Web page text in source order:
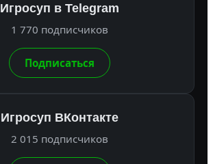
Игросуп в Telegram
1 770 подписчиков
Подписаться
Игросуп ВКонтакте
2 015 подписчиков